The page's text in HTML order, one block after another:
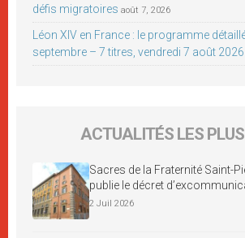
défis migratoires août 7, 2026
Léon XIV en France : le programme
septembre – 7 titres, vendredi 7 août 2026
ACTUALITÉS LES
Sacres de la Fraternité Saint-
publie le décret
2 Juil 2026